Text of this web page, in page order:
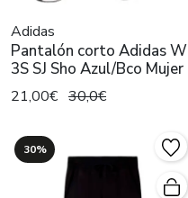
Adidas
Pantalón corto Adidas W
3S SJ Sho Azul/Bco Mujer
21,00€ 30,0€
30%